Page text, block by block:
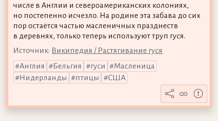
числе в Англии и североамериканских колониях,
но постепенно исчезло. На родине эта забава до сих
пор остаётся частью масленичных празднеств
в деревнях, только теперь используют труп гуся.
Источник: Википедия / Растягивание гуся
Англия
Бельгия гуси
Масленица
Нидерланды
птицы США